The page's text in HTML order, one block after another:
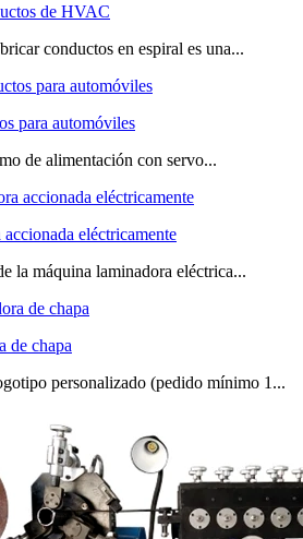
de HVAC
conductos en espiral es una...
para automóviles
de alimentación con servo...
eléctricamente
la máquina laminadora eléctrica...
de chapa
personalizado (pedido mínimo 1...